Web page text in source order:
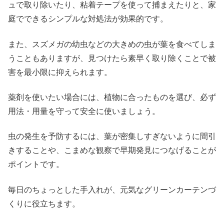
ュで取り除いたり、粘着テープを使って捕まえたりと、家
庭でできるシンプルな対処法が効果的です。
また、スズメガの幼虫などの大きめの虫が葉を食べてしま
うこともありますが、見つけたら素早く取り除くことで被
害を最小限に抑えられます。
薬剤を使いたい場合には、植物に合ったものを選び、必ず
用法・用量を守って安全に使いましょう。
虫の発生を予防するには、葉が密集しすぎないように間引
きすることや、こまめな観察で早期発見につなげることが
ポイントです。
毎日のちょっとした手入れが、元気なグリーンカーテンづ
くりに役立ちます。